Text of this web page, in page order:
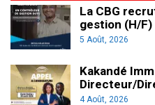
La CBG
gestion (H/
5 Août, 2026
Kakandé
Directeur/
4 Août, 2026